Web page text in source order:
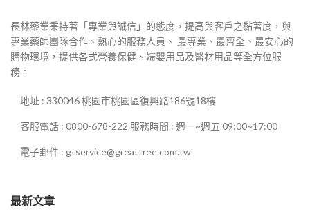
長林藥業秉持著「專業與誠信」的態度，提高與客戶之黏著度，與
專業藥師團隊合作、熱心的服務人員、 最專業、最齊全、最安心的
購物環境，提供各式營養保健、婦嬰用品及醫材用品等全方位服
務。
地址 : 330046 桃園市桃園區復興路186號18樓
客服電話 : 0800-678-222 服務時間 : 週一~週五 09:00~17:00
電子郵件 : gtservice@greattree.com.tw
最新文章